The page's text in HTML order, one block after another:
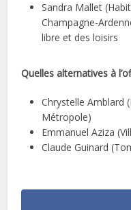
Sandra Mallet
Champagne-
libre et des loisirs
Quelles alternatives à
Chrystelle Amblard
Métropole)
Emmanuel Aziza
Claude Guinard